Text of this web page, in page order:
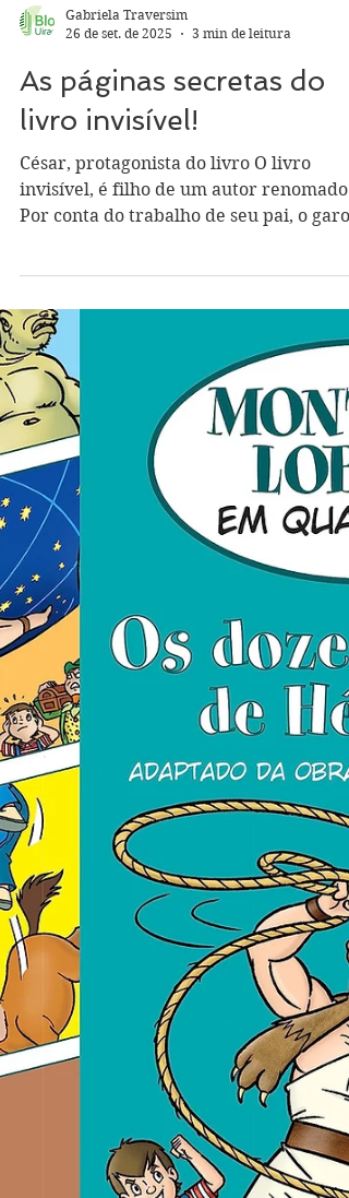
Gabriela Traversim
26 de set. de 2025
3 min de leitura
livro invisível!
César, protagonista do livro O livro
invisível, é filho de um autor renomado.
Por conta do trabalho de seu pai, o
é obrigado a...